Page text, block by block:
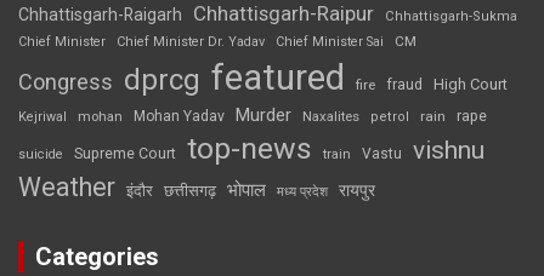
Chhattisgarh-Raigarh Chhattisgarh-Raipur
Chhattisgarh-Sukma
Chief Minister
Chief Minister Dr. Yadav Chief Minister Sai CM
Congress dprcg featured fire fraud High Court
Kejriwal mohan Mohan Yadav Murder Naxalites petrol rain rape
suicide Supreme Court top-news train Vastu vishnu
Weather इंदौर छत्तीसगढ़ भोपाल मध्य प्रदेश रायपुर
Categories